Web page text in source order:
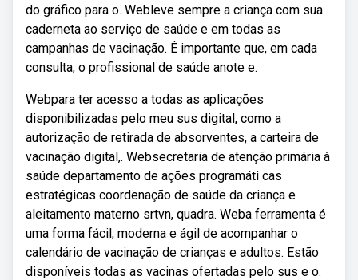
do gráfico para o. Webleve sempre a criança com sua
caderneta ao serviço de saúde e em todas as
campanhas de vacinação. É importante que, em cada
consulta, o profissional de saúde anote e.
Webpara ter acesso a todas as aplicações
disponibilizadas pelo meu sus digital, como a
autorização de retirada de absorventes, a carteira de
vacinação digital,. Websecretaria de atenção primária à
saúde departamento de ações programáti cas
estratégicas coordenação de saúde da criança e
aleitamento materno srtvn, quadra. Weba ferramenta é
uma forma fácil, moderna e ágil de acompanhar o
calendário de vacinação de crianças e adultos. Estão
disponíveis todas as vacinas ofertadas pelo sus e o.